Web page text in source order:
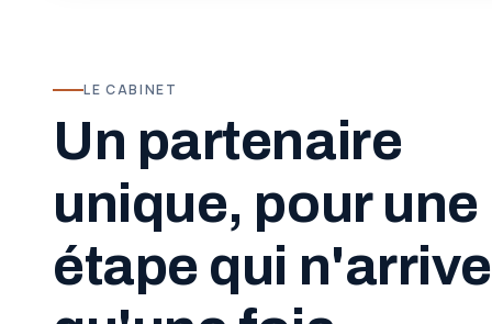
LE CABINET
Un partenaire
unique, pour une
étape qui n'arrive